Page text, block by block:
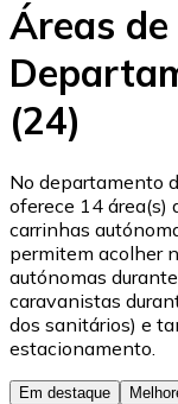
Áreas
(24)
No departamento
oferece 14 área(s)
carrinhas
permitem acolher
autónomas
caravanistas
dos sanitários) e
estacionamento.
Em destaque